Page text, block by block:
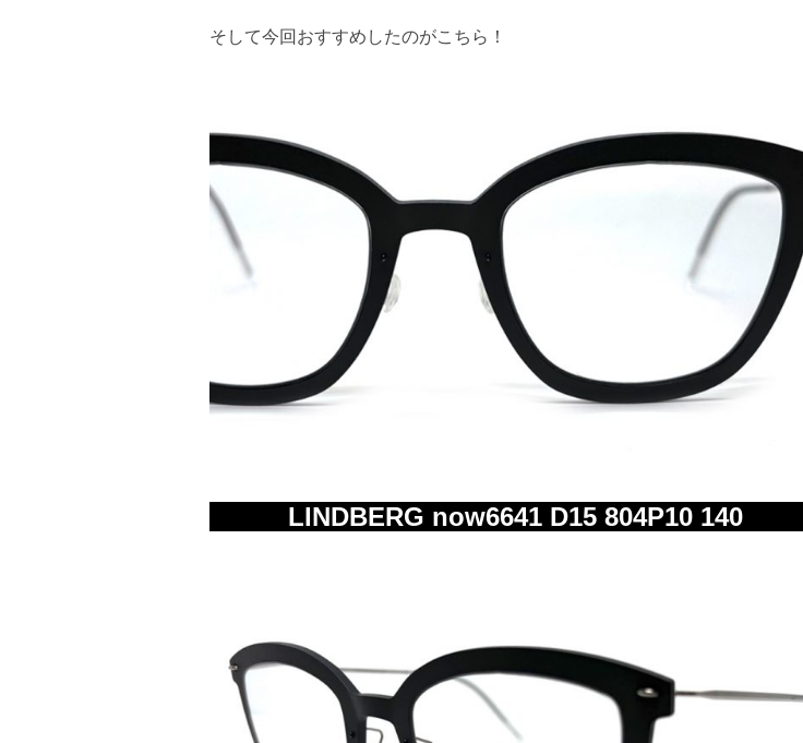
そして今回おすすめしたのがこちら！
LINDBERG now6641 D15 804P10